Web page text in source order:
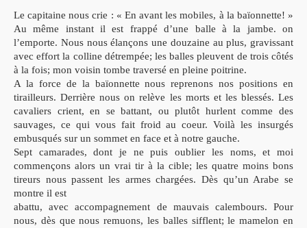
Le capitaine nous crie : « En avant les mobiles, à la baïonnette! »
Au même instant il est frappé d’une balle à la jambe. on
l’emporte. Nous nous élançons une douzaine au plus, gravissant
aveceffort la colline détrempée; les balles pleuvent de trois côtés
à la fois; mon voisin tombe traversé en pleine poitrine.
A la force de la baïonnette nous reprenons nos positions en
tirailleurs. Derrière nous on relève les morts et les blessés. Les
cavaliers crient, en se battant, ou plutôt hurlent comme des
sauvages, ce qui vous fait froid au coeur.Voilà les insurgés
embusqués sur un sommet en face et à notre gauche.
Sept camarades, dont je ne puis oublier les noms, et moi
commençons alors un vrai tir à la cible; les quatre moins bons
tireurs nous passent les armes chargées. Dès qu’un Arabe se
montre il est
abattu, avec accompagnement de mauvais calembours. Pour
nous, dès que nous remuons, les balles sifflent; le mamelon en